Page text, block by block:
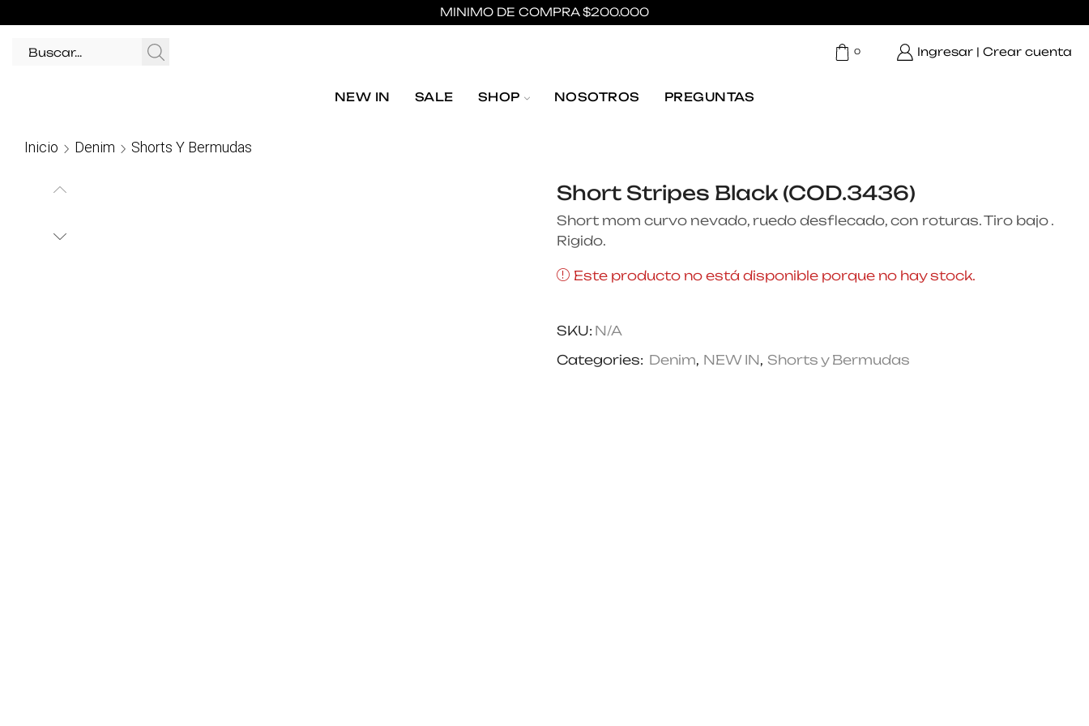
MINIMO DE COMPRA $200.000
0 Ingresar | Crear cuenta
NEW IN SALE SHOP NOSOTROS PREGUNTAS
Inicio Denim Shorts Y Bermudas
Short Stripes Black (COD.3436)
Short mom curvo nevado, ruedo desflecado, con roturas. Tiro bajo .
Rigido.
Este producto no está disponible porque no hay stock.
SKU: N/A
Categories: Denim, NEW IN, Shorts y Bermudas